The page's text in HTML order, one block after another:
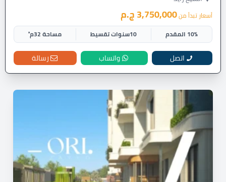
أسعار تبدأ من3,750,000 ج.م
10% المقدم 10سنوات تقسيط مساحة 32م²
اتصل واتساب رسالة